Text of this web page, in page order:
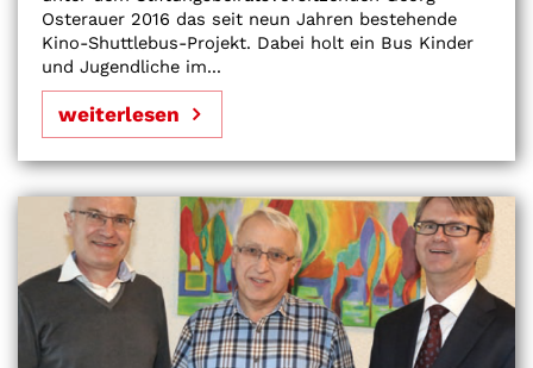
Osterauer 2016 das seit neun Jahren bestehende
Kino-Shuttlebus-Projekt. Dabei holt ein Bus Kinder
und Jugendliche im...
weiterlesen